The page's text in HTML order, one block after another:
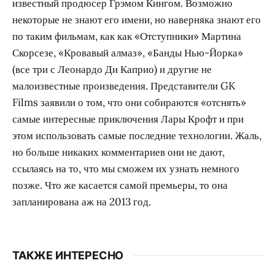
известный продюсер Грэмом Кингом. Возможно
некоторые не знают его имени, но наверняка знают его
по таким фильмам, как как «Отступники» Мартина
Скорсезе, «Кровавый алмаз», «Банды Нью-Йорка»
(все три с Леонардо Ди Каприо) и другие не
малоизвестные произведения. Представители GK
Films заявили о том, что они собираются «отснять»
самые интересные приключения Лары Крофт и при
этом использовать самые последние технологии. Жаль,
но больше никаких комментариев они не дают,
ссылаясь на то, что мы сможем их узнать немного
позже. Что же касается самой премьеры, то она
запланирована аж на 2013 год.
ТАКЖЕ ИНТЕРЕСНО